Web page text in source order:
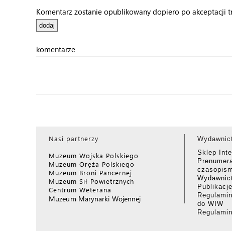
Komentarz zostanie opublikowany dopiero po akceptacji
komentarze
Nasi partnerzy
Muzeum Wojska Polskiego
Muzeum Oręża Polskiego
Muzeum Broni Pancernej
Muzeum Sił Powietrznych
Centrum Weterana
Muzeum Marynarki Wojennej
Sklep
Publikacje
do WIW